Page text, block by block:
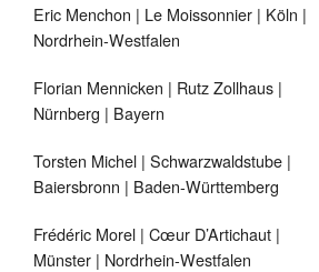
Eric Menchon | Le Moissonnier | Köln |
Nordrhein-Westfalen
Florian Mennicken | Rutz Zollhaus |
Nürnberg | Bayern
Torsten Michel | Schwarzwaldstube |
Baiersbronn | Baden-Württemberg
Frédéric Morel | Cœur D’Artichaut |
Münster | Nordrhein-Westfalen